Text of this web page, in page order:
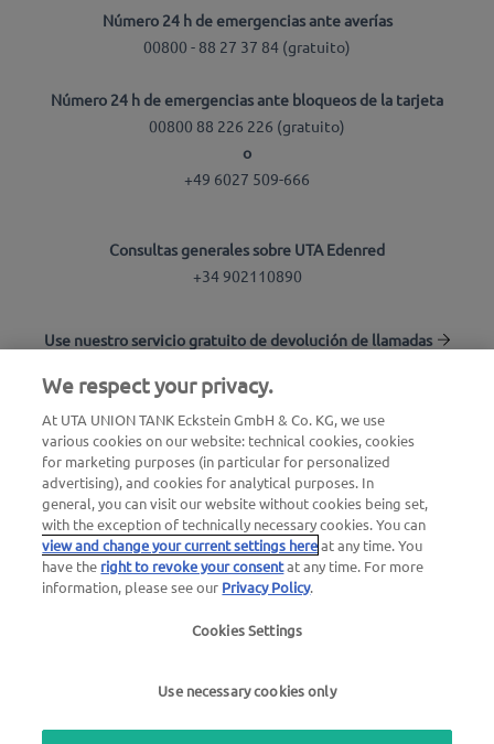
Número 24 h de emergencias ante averías
00800 - 88 27 37 84 (gratuito)
Número 24 h de emergencias ante bloqueos de la tarjeta
00800 88 226 226 (gratuito)
o
+49 6027 509-666
Consultas generales sobre UTA Edenred
+34 902110890
Use nuestro servicio gratuito de devolución de llamadas
Buscador de estaciones
Inicio de sesión en el área de clientes
Acerca de UTA Edenred
Política de privacidad |
We respect your privacy.
At UTA UNION TANK Eckstein GmbH & Co. KG, we use
various cookies on our website: technical cookies, cookies
for marketing purposes (in particular for personalized
advertising), and cookies for analytical purposes. In
general, you can visit our website without cookies being set,
with the exception of technically necessary cookies. You can
view and change your current settings hereat any time. You
have the right to revoke your consentat any time. For more
information, please see our Privacy Policy.
Cookies Settings
Use necessary cookies only